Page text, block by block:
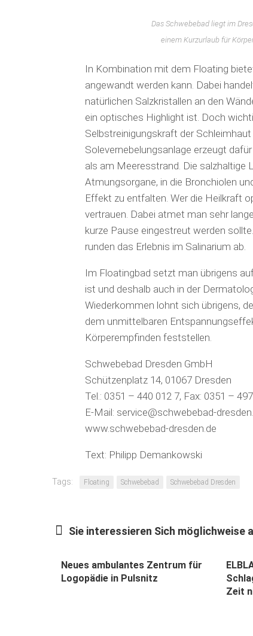
Das Schwebebad liegt im
einem Kurzurlaub für
In Kombination mit dem Floating
angewandt werden kann. Dabei
natürlichen Salzkristallen an den
ein optisches Highlight ist. Doch
Selbstreinigungskraft der
Solevernebelungsanlage erzeugt
als am Meeresstrand. Die salzhaltige
Atmungsorgane, in die Bronchiolen
Effekt zu entfalten. Wer die Heilkraft
vertrauen. Dabei atmet man sehr
kurze Pause eingestreut werden
runden das Erlebnis im Salinarium ab.
Im Floatingbad setzt man übrigens
ist und deshalb auch in der
Wiederkommen lohnt sich übrigens,
dem unmittelbaren
Körperempfinden feststellen.
Schwebebad Dresden GmbH
Schützenplatz 14, 01067 Dresden
Tel.: 0351 – 440 012 7, Fax: 0351 –
E-Mail: service@schwebebad-
www.schwebebad-dresden.de
Text: Philipp Demankowski
Tags: Floating Schwebebad Schwebebad Dresden
Sie interessieren Sich möglichweise
Neues ambulantes Zentrum für
Logopädie in Pulsnitz
Zeit